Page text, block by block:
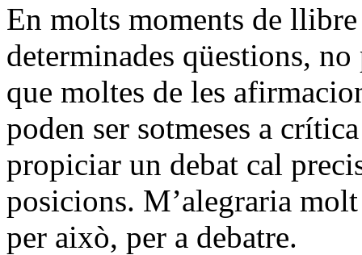
En molts moments de
determinades qüestions,
que moltes de les
poden ser sotmeses a
propiciar un debat cal
posicions. M’alegraria
per això, per a debatre.